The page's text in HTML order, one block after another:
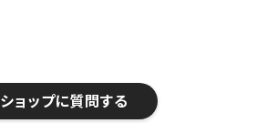
ショップに質問する